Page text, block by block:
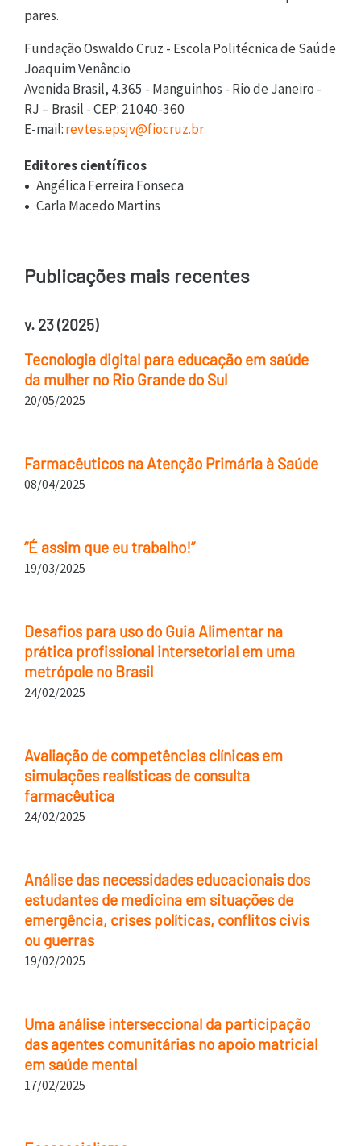
pares.
Fundação Oswaldo Cruz - Escola Politécnica de Saúde
Joaquim Venâncio
Avenida Brasil, 4.365 - Manguinhos - Rio de Janeiro -
RJ – Brasil - CEP: 21040-360
E-mail:revtes.epsjv@fiocruz.br
Editores científicos
Angélica Ferreira Fonseca
Carla Macedo Martins
Publicações mais recentes
v. 23 (2025)
Tecnologia digital para educação em saúde
da mulher no Rio Grande do Sul
20/05/2025
Farmacêuticos na Atenção Primária à Saúde
08/04/2025
“É assim que eu trabalho!”
19/03/2025
Desafios para uso do Guia Alimentar na
prática profissional intersetorial em uma
metrópole no Brasil
24/02/2025
Avaliação de competências clínicas em
simulações realísticas de consulta
farmacêutica
24/02/2025
Análise das necessidades educacionais dos
estudantes de medicina em situações de
emergência, crises políticas, conflitos civis
ou guerras
19/02/2025
Uma análise interseccional da participação
das agentes comunitárias no apoio matricial
em saúde mental
17/02/2025